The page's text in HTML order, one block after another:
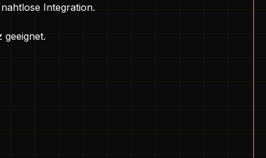
Integration.
geeignet.